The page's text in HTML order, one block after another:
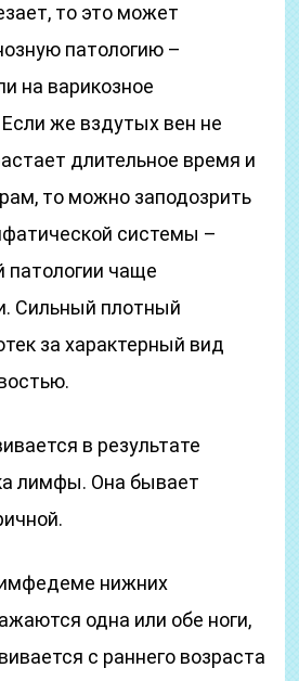
то это может
патологию –
на варикозное
же вздутых вен не
длительное время и
то можно заподозрить
системы –
чаще
Сильный плотный
за характерный вид
в результате
лимфы. Она бывает
нижних
одна или обе ноги,
с раннего возраста